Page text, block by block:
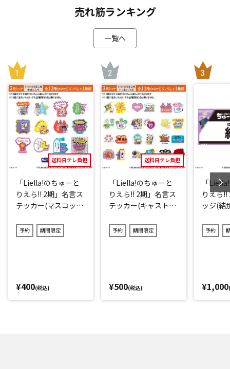
売れ筋ランキング
一覧へ
送料日テレ負担
「Liella!のちゅーと
りえら!! 2期」名言ス
テッカー(マスコット
(ランダム12種)
予約 期間限定
¥400(税込)
送料日テレ負担
「Liella!のちゅーと
りえら!! 2期」名言ス
テッカー(キャストve
ム11種)
予約 期間限定
¥500(税込)
「
りえら
ッジ(結
予約
¥1,000